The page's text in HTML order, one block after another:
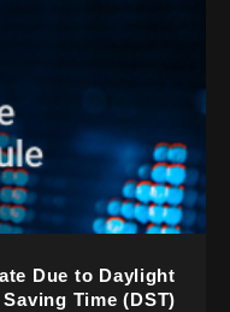
Due to Daylight
Saving Time (DST)